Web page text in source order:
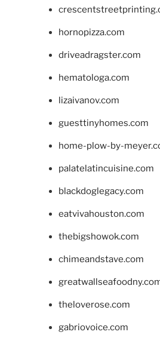
hornopizza.com
driveadragster.com
hematologa.com
lizaivanov.com
guesttinyhomes.com
home-plow-by-
palatelatincuisine.com
blackdoglegacy.com
eatvivahouston.com
thebigshowok.com
chimeandstave.com
theloverose.com
gabriovoice.com